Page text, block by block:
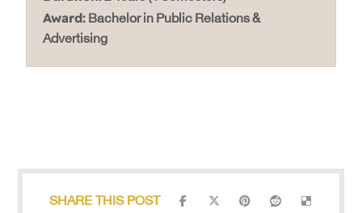
Award: Bachelor in Public Relations &
Advertising